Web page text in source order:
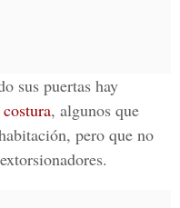
sus puertas hay
, algunos que
pero que no